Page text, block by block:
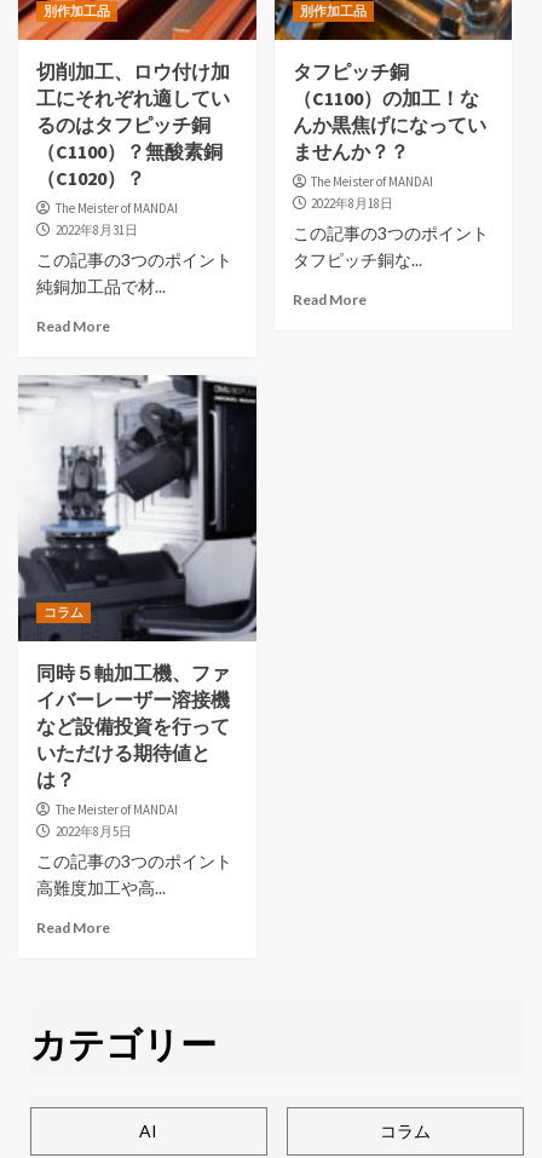
別作加工品
切削加工、ロウ付け加
工にそれぞれ適してい
るのはタフピッチ銅
（C1100）？無酸素銅
（C1020）？
The Meister of MANDAI
2022年8月31日
この記事の3つのポイント
純銅加工品で材...
Read More
別作加工品
タフピッチ銅
（C1100）の加工！な
んか黒焦げになってい
ませんか？？
The Meister of MANDAI
2022年8月18日
この記事の3つのポイント
タフピッチ銅な...
Read More
コラム
同時５軸加工機、ファ
イバーレーザー溶接機
など設備投資を行って
いただける期待値と
は？
The Meister of MANDAI
2022年8月5日
この記事の3つのポイント
高難度加工や高...
Read More
カテゴリー
AI コラム